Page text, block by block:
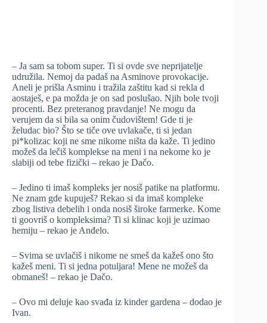
– Ja sam sa tobom super. Ti si ovde sve neprijatelje
udružila. Nemoj da padaš na Asminove provokacije.
Aneli je prišla Asminu i tražila zaštitu kad si rekla d
aostaješ, e pa možda je on sad poslušao. Njih bole tvoji
procenti. Bez preteranog pravdanje! Ne mogu da
verujem da si bila sa onim čudovištem! Gde ti je
želudac bio? Što se tiče ove uvlakače, ti si jedan
pi*kolizac koji ne sme nikome ništa da kaže. Ti jedino
možeš da lečiš komplekse na meni i na nekome ko je
slabiji od tebe fizički – rekao je Dačo.
– Jedino ti imaš kompleks jer nosiš patike na platformu.
Ne znam gde kupuješ? Rekao si da imaš kompleke
zbog listiva debelih i onda nosiš široke farmerke. Kome
ti goovriš o kompleksima? Ti si klinac koji je uzimao
hemiju – rekao je Anđelo.
– Svima se uvlačiš i nikome ne smeš da kažeš ono što
kažeš meni. Ti si jedna potuljara! Mene ne možeš da
obmaneš! – rekao je Dačo.
– Ovo mi deluje kao svađa iz kinder gardena – dodao je
Ivan.